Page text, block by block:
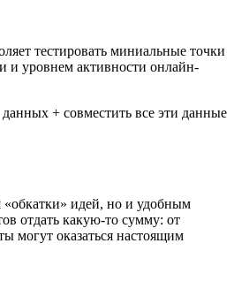
тестировать миниальные точки
и уровнем активности онлайн-
+ совместить все эти данные
«обкатки» идей, но и удобным
отдать какую-то сумму: от
могут оказаться настоящим